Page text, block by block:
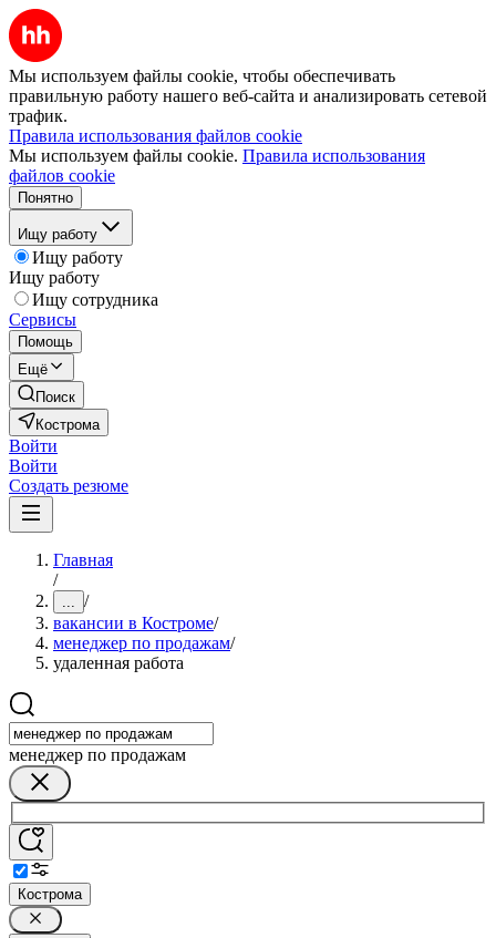
Мы используем файлы cookie, чтобы обеспечивать
правильную работу нашего веб-сайта и анализировать сетевой
трафик.
Правила использования файлов cookie
Мы используем файлы cookie. Правила использования
файлов cookie
Понятно
Ищу работу
Ищу работу
Ищу работу
Ищу сотрудника
Сервисы
Помощь
Ещё
Поиск
Кострома
Войти
Войти
Создать резюме
Главная
/
... /
вакансии в Костроме/
менеджер по продажам/
удаленная работа
менеджер по продажам
Кострома